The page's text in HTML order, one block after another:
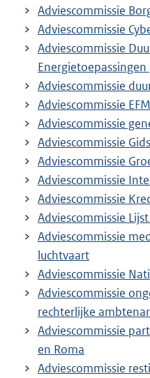
Adviescommissie
Adviescommissie
Adviescommissie
Energietoepassingen
Adviescommissie
Adviescommissie
Adviescommissie
Adviescommissie
Adviescommissie
Adviescommissie
Adviescommissie
Adviescommissie
Adviescommissie
luchtvaart
Adviescommissie
Adviescommissie
rechterlijke
Adviescommissie
en Roma
Adviescommissie